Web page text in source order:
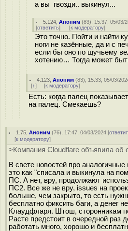
а вы гвозди.. выкинул...
5.124 ,Аноним (83), 15:37, 05/03/
[ответить] [к модератору]
Это точно. Пойти и найти
ноги не казённые, да и с
если бы оно по щучьему
хотению… Тогда может
4.123 ,Аноним (83), 15:33, 05/03/
[↑] [к модератору]
Есть: когда палец
на палец. Смекаешь?
1.75 ,Аноним (76), 17:47, 04/03/2024 [
[к модератору]
>Компания Cloudflare объявила об
В свете новостей про
это как "списала и выкинула на
ПС. А нет, вру, продолжают
ПС2. Все же не вру, issues на
больше, чем закрыто, то есть
бесплатно фиксить баги, а денег
Клаудфларя. Штош, сторонникам
Расте предстоит в очередной раз
работать много, хорошо и